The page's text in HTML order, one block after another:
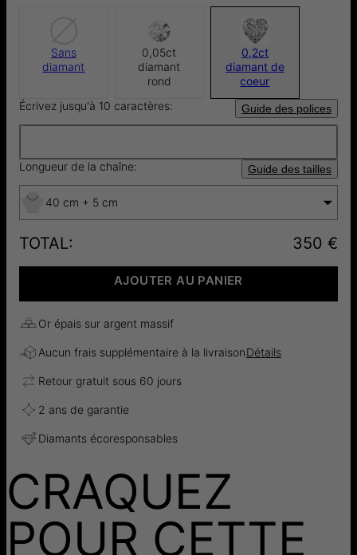
Sans
diamant
0,05ct
diamant
rond
0,2ct
diamant de
coeur
Écrivez jusqu'à 10 caractères:
Guide des polices
Longueur de la chaîne: Guide des tailles
40 cm + 5 cm
TOTAL: 350 €
AJOUTER AU PANIER
Or épais sur argent massif
Aucun frais supplémentaire à la livraisonDétails
Retour gratuit sous 60 jours
2 ans de garantie
Diamants écoresponsables
CRAQUEZ
POUR CETTE